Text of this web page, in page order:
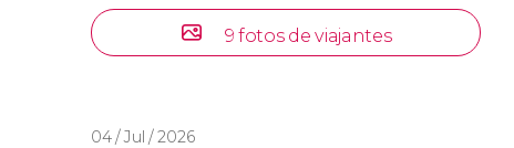
9 fotos de viajantes
04 / Jul / 2026